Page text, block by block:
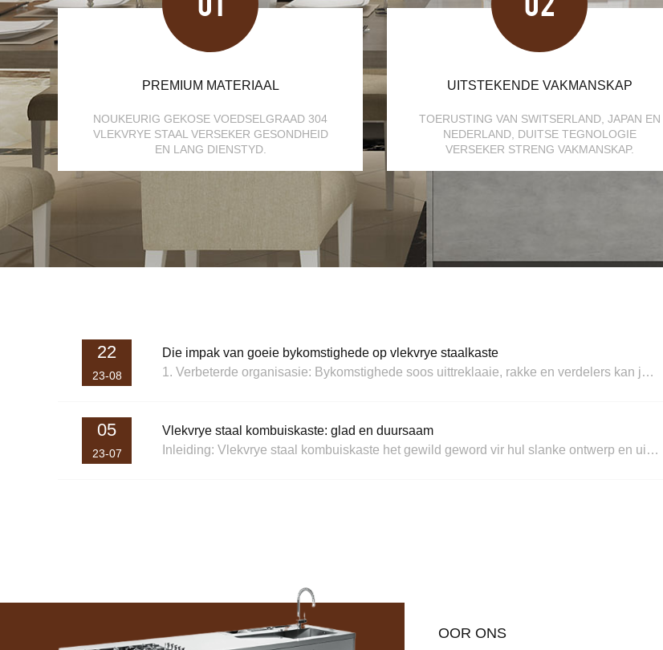
PREMIUM MATERIAAL
NOUKEURIG GEKOSE VOEDSELGRAAD 304
VLEKVRYE STAAL VERSEKER GESONDHEID
EN LANG DIENSTYD.
UITSTEKENDE VAKMANSKAP
TOERUSTING VAN SWITSERLAND, JAPAN EN
NEDERLAND, DUITSE TEGNOLOGIE
VERSEKER STRENG VAKMANSKAP.
22
23-08
Die impak van goeie bykomstighede op vlekvrye staalkaste
1. Verbeterde organisasie: Bykomstighede soos uittreklaaie, rakke en verdelers kan jou help om jou items doeltreffend te organiseer.Hulle bied aangewese spasies vir verskeie kombuisgereedskap en -gereedskap, wat dit makliker maak om items op te spoor wanneer nodig.2. Geoptimaliseerde ruimte: Bykomstighede soos hoektrek ...
05
23-07
Vlekvrye staal kombuiskaste: glad en duursaam
Inleiding: Vlekvrye staal kombuiskaste het gewild geword vir hul slanke ontwerp en uitsonderlike duursaamheid.Hierdie innoverende kaste bied 'n stylvolle en langdurige oplossing vir moderne kombuise.Stylvolle en moderne ontwerp: vlekvrye staal kombuiskaste voeg 'n tikkie gesofistikeerde ...
OOR ONS